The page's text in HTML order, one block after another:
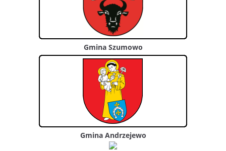
Gmina Szumowo
Gmina Andrzejewo